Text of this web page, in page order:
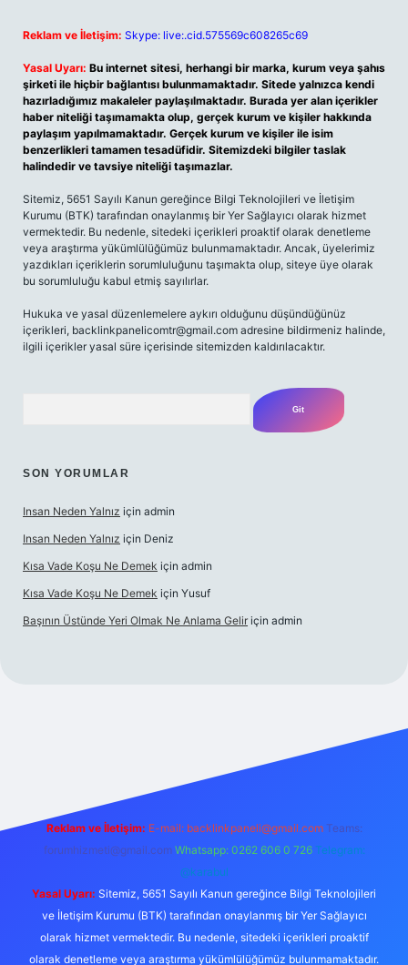
Reklam ve İletişim: Skype: live:.cid.575569c608265c69
Yasal Uyarı: Bu internet sitesi, herhangi bir marka, kurum veya şahıs
şirketi ile hiçbir bağlantısı bulunmamaktadır. Sitede yalnızca kendi
hazırladığımız makaleler paylaşılmaktadır. Burada yer alan içerikler
haber niteliği taşımamakta olup, gerçek kurum ve kişiler hakkında
paylaşım yapılmamaktadır. Gerçek kurum ve kişiler ile isim
benzerlikleri tamamen tesadüfidir. Sitemizdeki bilgiler taslak
halindedir ve tavsiye niteliği taşımazlar.
Sitemiz, 5651 Sayılı Kanun gereğince Bilgi Teknolojileri ve İletişim
Kurumu (BTK) tarafından onaylanmış bir Yer Sağlayıcı olarak hizmet
vermektedir. Bu nedenle, sitedeki içerikleri proaktif olarak denetleme
veya araştırma yükümlülüğümüz bulunmamaktadır. Ancak, üyelerimiz
yazdıkları içeriklerin sorumluluğunu taşımakta olup, siteye üye olarak
bu sorumluluğu kabul etmiş sayılırlar.
Hukuka ve yasal düzenlemelere aykırı olduğunu düşündüğünüz
içerikleri, backlinkpanelicomtr@gmail.com adresine bildirmeniz halinde,
ilgili içerikler yasal süre içerisinde sitemizden kaldırılacaktır.
SON YORUMLAR
Insan Neden Yalnız için admin
Insan Neden Yalnız için Deniz
Kısa Vade Koşu Ne Demek için admin
Kısa Vade Koşu Ne Demek için Yusuf
Başının Üstünde Yeri Olmak Ne Anlama Gelir için admin
Reklam ve İletişim: E-mail: backlinkpaneli@gmail.com Teams:
forumhizmeti@gmail.com Whatsapp: 0262 606 0 726 Telegram:
@karabul
Yasal Uyarı: Sitemiz, 5651 Sayılı Kanun gereğince Bilgi Teknolojileri
ve İletişim Kurumu (BTK) tarafından onaylanmış bir Yer Sağlayıcı
olarak hizmet vermektedir. Bu nedenle, sitedeki içerikleri proaktif
olarak denetleme veya araştırma yükümlülüğümüz bulunmamaktadır.